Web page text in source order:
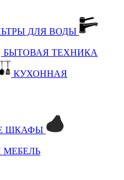
ДЛЯ ВОДЫ
БЫТОВАЯ ТЕХНИКА
КУХОННАЯ
ШКАФЫ
МЕБЕЛЬ